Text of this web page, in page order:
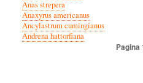
Anas strepera
Anaxyrus americanus
Ancylastrum cumingianus
Andrena hattorfiana
Pagina